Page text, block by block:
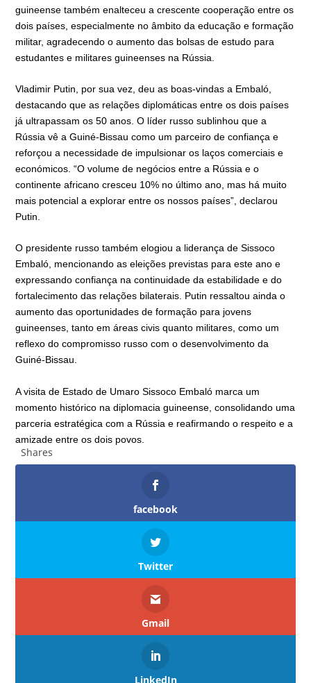
guineense também enalteceu a crescente cooperação entre os
dois países, especialmente no âmbito da educação e formação
militar, agradecendo o aumento das bolsas de estudo para
estudantes e militares guineenses na Rússia.
Vladimir Putin, por sua vez, deu as boas-vindas a Embaló,
destacando que as relações diplomáticas entre os dois países
já ultrapassam os 50 anos. O líder russo sublinhou que a
Rússia vê a Guiné-Bissau como um parceiro de confiança e
reforçou a necessidade de impulsionar os laços comerciais e
económicos. “O volume de negócios entre a Rússia e o
continente africano cresceu 10% no último ano, mas há muito
mais potencial a explorar entre os nossos países”, declarou
Putin.
O presidente russo também elogiou a liderança de Sissoco
Embaló, mencionando as eleições previstas para este ano e
expressando confiança na continuidade da estabilidade e do
fortalecimento das relações bilaterais. Putin ressaltou ainda o
aumento das oportunidades de formação para jovens
guineenses, tanto em áreas civis quanto militares, como um
reflexo do compromisso russo com o desenvolvimento da
Guiné-Bissau.
A visita de Estado de Umaro Sissoco Embaló marca um
momento histórico na diplomacia guineense, consolidando uma
parceria estratégica com a Rússia e reafirmando o respeito e a
amizade entre os dois povos.
Shares
facebook
Twitter
Gmail
LinkedIn